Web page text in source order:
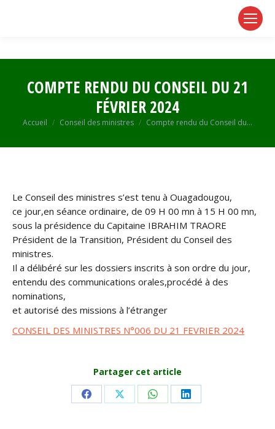
COMPTE RENDU DU CONSEIL DU 21
FÉVRIER 2024
Vous êtes ici :
Accueil Conseil des ministres Compte rendu du Conseil du…
Le Conseil des ministres s’est tenu à Ouagadougou,
ce jour,en séance ordinaire, de 09 H 00 mn à 15 H 00 mn,
sous la présidence du Capitaine IBRAHIM TRAORE
Président de la Transition, Président du Conseil des
ministres.
Il a délibéré sur les dossiers inscrits à son ordre du jour,
entendu des communications orales,procédé à des
nominations,
et autorisé des missions à l’étranger
CONSEIL DES MINISTRES N°006 DU 21 FEVRIER 2024
Partager cet article
Share Share Share Share